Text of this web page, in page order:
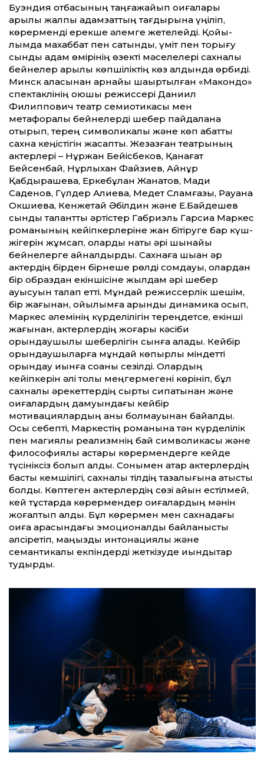
Буэндия отбасының таңғажайып оқиғалары
арқылы жалпы адамзат­тың тағдырына үңіліп,
көрерменді ерекше әлемге жетелейді. Қойы­
лымда махаббат пен сатқындық, үміт пен торығу
сынды адам өмірінің өзекті мәселелері сахналық
бейнелер арқылы көпшіліктің көз алдында өрбиді.
Минск қаласынан арнайы шақыртылған «Макондо»
спектаклінің қоюшы режиссері Даниил
Филиппович театр семиотикасы мен
метафоралық бейнелерді шебер пайдалана
отырып, терең символикалық және көп қабат­ты
сахна кеңістігін жасапты. Жезқазған театрының
актерлері – Нұржан Бейіс­беков, Қанағат
Бейсенбай, Нұрлыхан Файзиев, Айнұр
Қабдырашева, Еркебұлан Жанатов, Мади
Саденов, Гүлдер Алиева, Медет Сламғазы, Рауана
Окшиева, Кенжетай Әбілдин және Е.Байдешев
сынды талант­ты әртістер Габриэль Гарсиа Маркес
романының кейіпкерлеріне жан бітіруге бар күш-
жігерін жұмсап, оларды нақты әрі шынайы
бейнелерге айналдырды. Сахнаға шыққан әр
актердің бірден бірнеше рөлді сомдауы, олардан
бір образдан екіншісіне жылдам әрі шебер
ауысуын талап ет­ті. Мұндай режиссерлік шешім,
бір жағынан, қойылымға қарқынды динамика қосып,
Маркес әлемінің күрделілігін тереңдетсе, екінші
жағынан, актерлердің жоғары кәсіби
орындаушылық шеберлігін сынға алады. Кейбір
орындаушыларға мұндай көпқырлы міндет­ті
орындау қиынға соққаны сезілді. Олардың
кейіпкерін әлі толық меңгермегені көрініп, бұл
сахналық әрекет­тердің сыртқы сипатынан және
оқиғалардың дамуындағы кейбір
мотивациялардың анық болмауынан байқалды.
Осы себепті, Маркестің романына тән күрделілік
пен магиялық реализмнің бай символикасы және
философиялық астары көрермендерге кейде
түсініксіз болып қалды. Сонымен қатар актерлердің
басты кемшілігі, сахналық тілдің тазалығына қатысты
болды. Көптеген актерлердің сөзі айқын естілмей,
кей тұстарда көрермендер оқиғалардың мәнін
жоғалтып алды. Бұл көрермен мен сахнадағы
оқиға арасындағы эмоционалдық байланысты
әлсіретіп, маңызды интонациялық және
семантикалық екпіндерді жеткізуде қиындықтар
тудырды.